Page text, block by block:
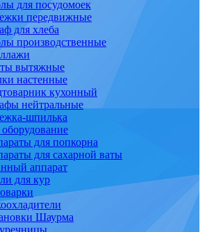
для посудомоек
передвижные
для хлеба
производственные
вытяжные
настенные
кухонный
нейтральные
шпилька
для попкорна
для сахарной ваты
аппарат
для кур
Шаурма